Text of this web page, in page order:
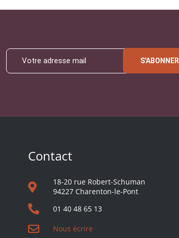
S'ABONNER
Contact
18-20 rue Robert-Schuman
94227 Charenton-le-Pont
01 40 48 65 13
Nous écrire